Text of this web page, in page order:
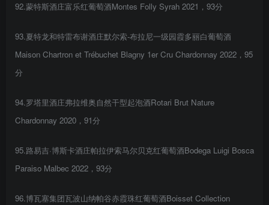
92.蒙特斯酒庄富乐红葡萄酒Montes Folly Syrah 2021，93分
93.夏特龙和特雷布谢酒庄默尔索-布拉尼一级园霞多丽白葡萄酒
Maison Chartron et Trébuchet Blagny 1er Cru Chardonnay 2022，95
分
94.罗塔里酒庄弗拉维奥自然干型起泡酒Rotari Brut Nature
Chardonnay 2020，91分
95.路易吉·博斯卡酒庄帕拉伊索马尔贝克红葡萄酒Bodega Luigi Bosca
Paraiso Malbec 2022，93分
96.博瓦塞集团瓦波山纳帕谷赤霞珠红葡萄酒Boisset Collection